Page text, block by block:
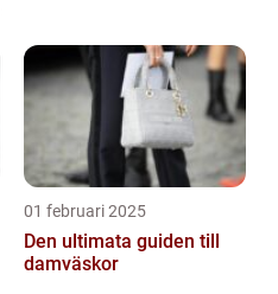
01 februari 2025
Den ultimata guiden till
damväskor